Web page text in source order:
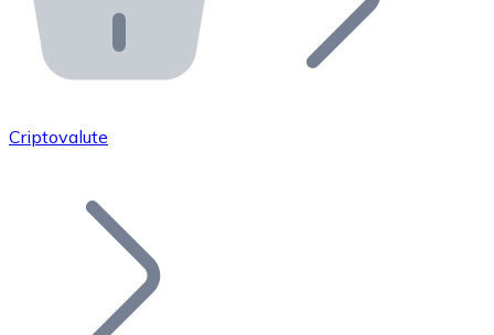
API Bitnovo
Integra la nostra API nel tuo ecosistema.
Unisciti alla nostra rete di rivenditori e
Aggiungi il token del tuo progetto al nostro servizio di
Criptovalute